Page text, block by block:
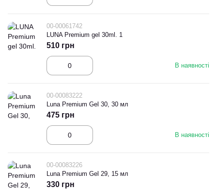
00-00061742
LUNA Premium gel 30ml. 1
В наявності
510 грн
00-00083222
Luna Premium Gel 30, 30 мл
В наявності
475 грн
00-00083226
Luna Premium Gel 29, 15 мл
330 грн